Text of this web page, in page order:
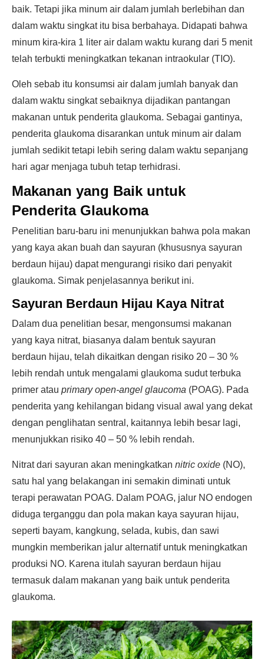
baik. Tetapi jika minum air dalam jumlah berlebihan dan
dalam waktu singkat itu bisa berbahaya. Didapati bahwa
minum kira-kira 1 liter air dalam waktu kurang dari 5 menit
telah terbukti meningkatkan tekanan intraokular (TIO).
Oleh sebab itu konsumsi air dalam jumlah banyak dan
dalam waktu singkat sebaiknya dijadikan pantangan
makanan untuk penderita glaukoma. Sebagai gantinya,
penderita glaukoma disarankan untuk minum air dalam
jumlah sedikit tetapi lebih sering dalam waktu sepanjang
hari agar menjaga tubuh tetap terhidrasi.
Makanan yang Baik untuk
Penderita Glaukoma
Penelitian baru-baru ini menunjukkan bahwa pola makan
yang kaya akan buah dan sayuran (khususnya sayuran
berdaun hijau) dapat mengurangi risiko dari penyakit
glaukoma. Simak penjelasannya berikut ini.
Sayuran Berdaun Hijau Kaya Nitrat
Dalam dua penelitian besar, mengonsumsi makanan
yang kaya nitrat, biasanya dalam bentuk sayuran
berdaun hijau, telah dikaitkan dengan risiko 20 – 30 %
lebih rendah untuk mengalami glaukoma sudut terbuka
primer atau primary open-angel glaucoma (POAG). Pada
penderita yang kehilangan bidang visual awal yang dekat
dengan penglihatan sentral, kaitannya lebih besar lagi,
menunjukkan risiko 40 – 50 % lebih rendah.
Nitrat dari sayuran akan meningkatkan nitric oxide (NO),
satu hal yang belakangan ini semakin diminati untuk
terapi perawatan POAG. Dalam POAG, jalur NO endogen
diduga terganggu dan pola makan kaya sayuran hijau,
seperti bayam, kangkung, selada, kubis, dan sawi
mungkin memberikan jalur alternatif untuk meningkatkan
produksi NO. Karena itulah sayuran berdaun hijau
termasuk dalam makanan yang baik untuk penderita
glaukoma.